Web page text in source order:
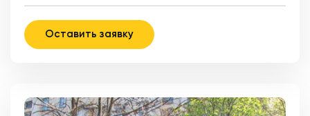
Оставить заявку